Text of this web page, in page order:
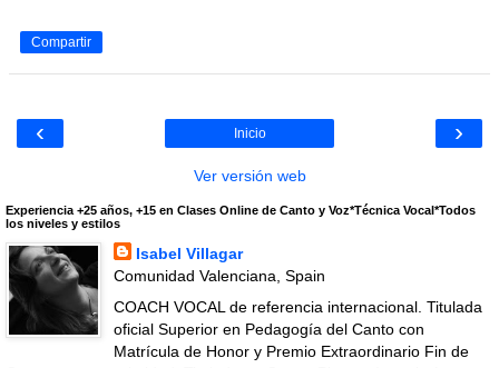
Compartir
‹ ›
Inicio
Ver versión web
Experiencia +25 años, +15 en Clases Online de Canto y Voz*Técnica Vocal*Todos
los niveles y estilos
Isabel Villagar
Comunidad Valenciana, Spain
COACH VOCAL de referencia internacional. Titulada
oficial Superior en Pedagogía del Canto con
Matrícula de Honor y Premio Extraordinario Fin de